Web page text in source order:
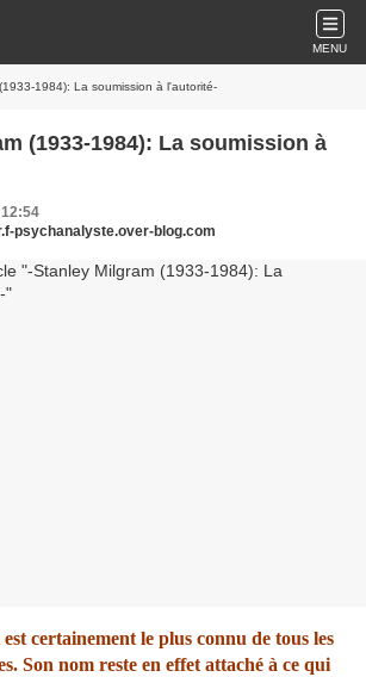
MENU
1984): La soumission à l'autorité-
(1933-1984): La soumission à
psychanalyste.over-blog.com
certainement le plus connu de tous les
Son nom reste en effet attaché à ce qui